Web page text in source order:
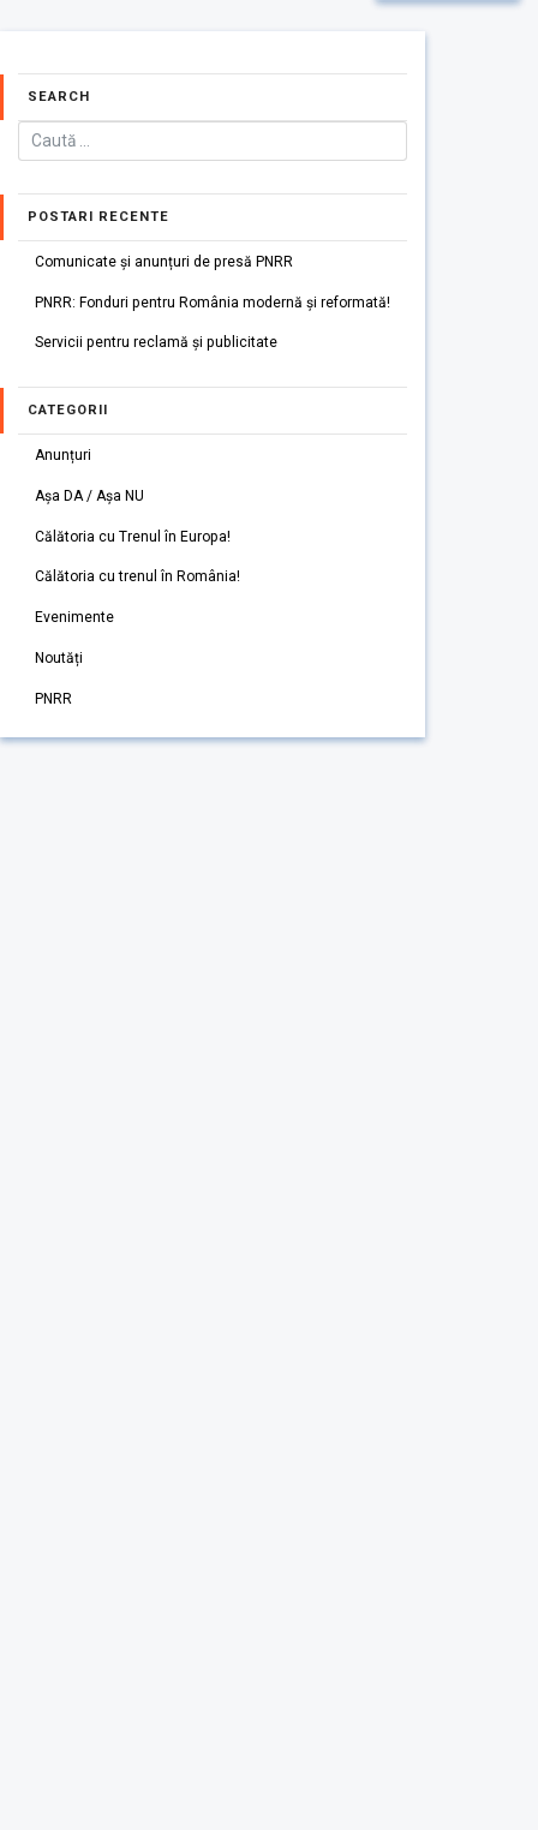
SEARCH
POSTARI RECENTE
Comunicate și anunțuri de presă PNRR
PNRR: Fonduri pentru România modernă și reformată!
Servicii pentru reclamă și publicitate
CATEGORII
Anunțuri
Așa DA / Așa NU
Călătoria cu Trenul în Europa!
Călătoria cu trenul în România!
Evenimente
Noutăți
PNRR